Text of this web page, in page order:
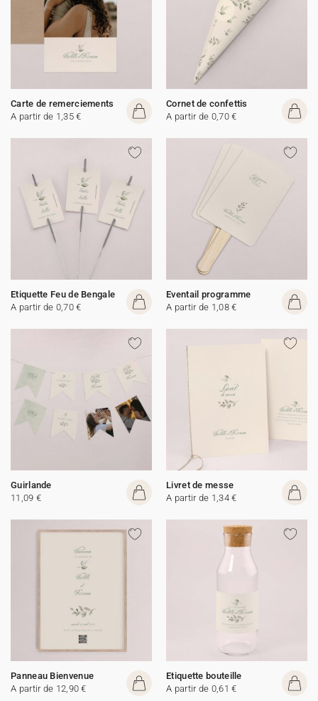
Carte de remerciements
A partir de 1,35 €
Cornet de confettis
A partir de 0,70 €
Etiquette Feu de Bengale
A partir de 0,70 €
Eventail programme
A partir de 1,08 €
Guirlande
11,09 €
Livret de messe
A partir de 1,34 €
Panneau Bienvenue
A partir de 12,90 €
Etiquette bouteille
A partir de 0,61 €